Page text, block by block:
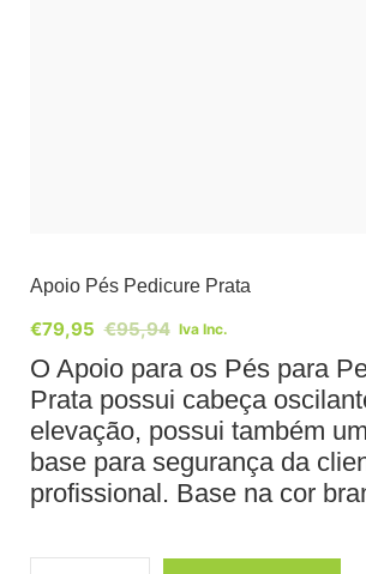
Apoio Pés Pedicure Prata
€95,94
€79,95 Iva Inc.
O Apoio para os Pés para
Prata possui cabeça
elevação, possui também
base para segurança da
profissional. Base na cor